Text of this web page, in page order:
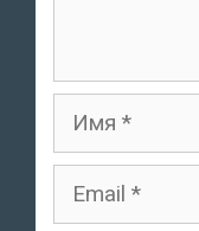
Имя
Email